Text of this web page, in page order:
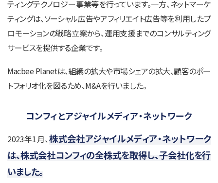
ティングテクノロジー事業等を行っています。一方、ネットマーケ
ティングは、ソーシャル広告やアフィリエイト広告等を利用したプ
ロモーションの戦略立案から、運用支援までのコンサルティング
サービスを提供する企業です。
Macbee Planetは、組織の拡大や市場シェアの拡大、顧客のポー
トフォリオ化を図るため、M&Aを行いました。
コンフィとアジャイルメディア・ネットワーク
2023年1月、株式会社アジャイルメディア・ネットワーク
は、株式会社コンフィの全株式を取得し、子会社化を行
いました。